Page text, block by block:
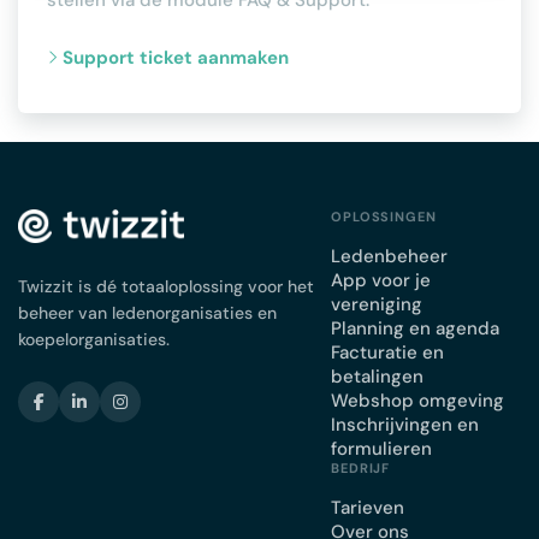
Support ticket aanmaken
Twizzit is dé totaaloplossing voor het
beheer van ledenorganisaties en
koepelorganisaties.
OPLOSSINGEN
Ledenbeheer
App voor je
vereniging
Planning en agenda
Facturatie en
betalingen
Webshop omgeving
Inschrijvingen en
formulieren
BEDRIJF
Tarieven
Over ons